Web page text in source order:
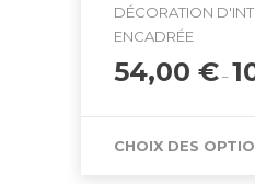
DÉCORATION
ENCADRÉE
54,00 € –
CHOIX DES